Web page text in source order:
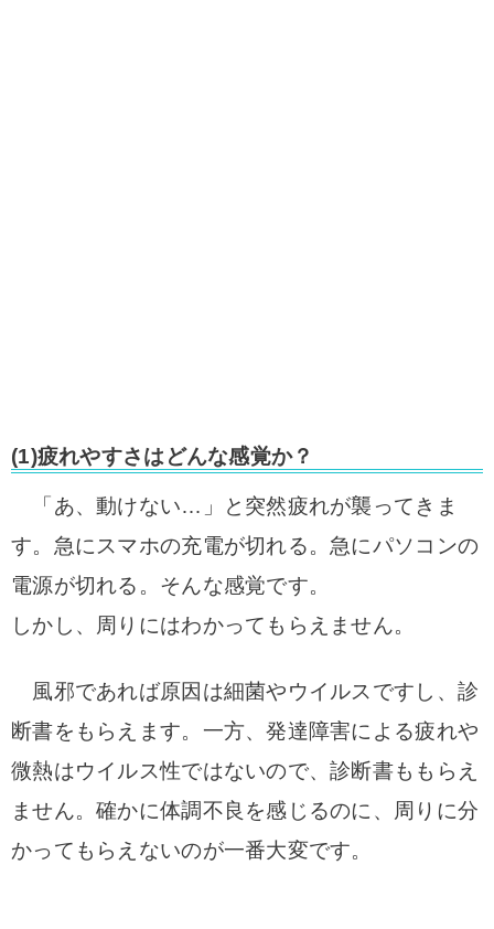
(1)疲れやすさはどんな感覚か？
「あ、動けない…」と突然疲れが襲ってきま
す。 急にスマホの充電が切れる。急にパソコンの
電源が切れる。そんな感覚です。
しかし、周りにはわかってもらえません。
風邪であれば原因は細菌やウイルスですし、診
断書をもらえます。 一方、発達障害による疲れや
微熱はウイルス性ではないので、診断書ももらえ
ません。確かに体調不良を感じるのに、周りに分
かってもらえないのが一番大変です。